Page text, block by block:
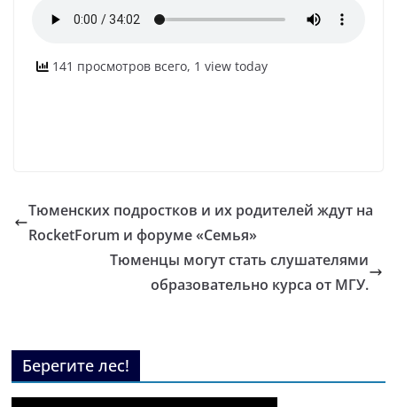
141 просмотров всего, 1 view today
Тюменских подростков и их родителей ждут на
RocketForum и форуме «Семья»
Тюменцы могут стать слушателями
образовательно курса от МГУ.
Берегите лес!